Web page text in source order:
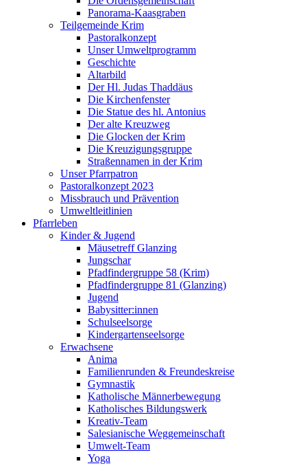
Panorama-Kaasgraben
Teilgemeinde Krim
Pastoralkonzept
Unser Umweltprogramm
Geschichte
Altarbild
Der Hl. Judas Thaddäus
Die Kirchenfenster
Die Statue des hl. Antonius
Der alte Kreuzweg
Die Glocken der Krim
Die Kreuzigungsgruppe
Straßennamen in der Krim
Unser Pfarrpatron
Pastoralkonzept 2023
Missbrauch und Prävention
Umweltleitlinien
Pfarrleben
Kinder & Jugend
Mäusetreff Glanzing
Jungschar
Pfadfindergruppe 58 (Krim)
Pfadfindergruppe 81 (Glanzing)
Jugend
Babysitter:innen
Schulseelsorge
Kindergartenseelsorge
Erwachsene
Anima
Familienrunden & Freundeskreise
Gymnastik
Katholische Männerbewegung
Katholisches Bildungswerk
Kreativ-Team
Salesianische Weggemeinschaft
Umwelt-Team
Yoga